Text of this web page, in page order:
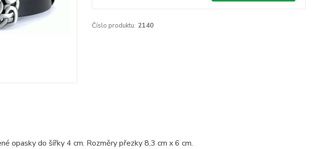
Číslo produktu: 2140
opasky do šířky 4 cm. Rozměry přezky 8,3 cm x 6 cm.